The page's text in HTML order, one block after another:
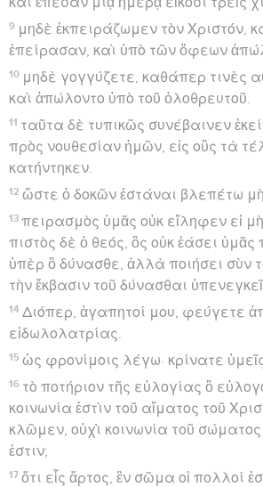
9 μηδὲ ἐκπειράζωμεν τὸν Χριστόν,
ἐπείρασαν, καὶ ὑπὸ τῶν ὄφεων
10 μηδὲ γογγύζετε, καθάπερ τινὲς
καὶ ἀπώλοντο ὑπὸ τοῦ ὀλοθρευτοῦ.
11 ταῦτα δὲ τυπικῶς συνέβαινεν
πρὸς νουθεσίαν ἡμῶν, εἰς οὓς τὰ
κατήντηκεν.
12 ὥστε ὁ δοκῶν ἑστάναι βλεπέτω
13 πειρασμὸς ὑμᾶς οὐκ εἴληφεν εἰ
πιστὸς δὲ ὁ θεός, ὃς οὐκ ἐάσει ὑμᾶς
ὑπὲρ ὃ δύνασθε, ἀλλὰ ποιήσει σὺν
τὴν ἔκβασιν τοῦ δύνασθαι
14 Διόπερ, ἀγαπητοί μου, φεύγετε
εἰδωλολατρίας.
15 ὡς φρονίμοις λέγω· κρίνατε
16 τὸ ποτήριον τῆς εὐλογίας ὃ
κοινωνία ἐστὶν τοῦ αἵματος τοῦ
κλῶμεν, οὐχὶ κοινωνία τοῦ σώματος
ἐστιν;
17 ὅτι εἷς ἄρτος, ἓν σῶμα οἱ πολλοί